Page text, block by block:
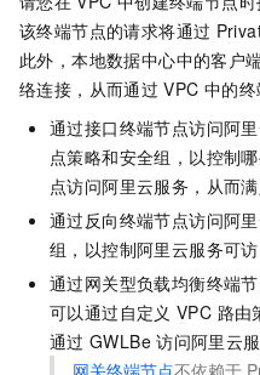
该终端节点的请求将通过
此外，本地数据中心中的客户
络连接，从而通过 VPC 中的终
通过接口终端节点访问阿
点策略和安全组，以控制
点访问阿里云服务，从而满
通过反向终端节点访问阿
组，以控制阿里云服务可访
通过网关型负载均衡终端
可以通过自定义 VPC 路由
通过 GWLBe 访问阿里云服
网关终端节点不依赖于